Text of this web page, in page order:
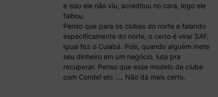
e isso ele não viu, acreditou no cara, logo ele
falhou.
Penso que para os clubes do norte e falando
especificamente do norte, o certo é virar SAF,
igual fez o Cuiabá. Pois, quando alguém mete
seu dinheiro em um negócio, luta pra
recuperar. Penso que esse modelo de clube
com Condel etc …, Não dá mais certo.